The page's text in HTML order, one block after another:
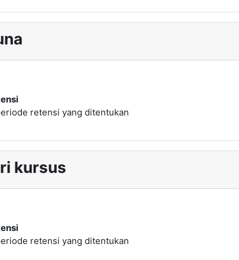
retensi yang ditentukan
kursus
retensi yang ditentukan